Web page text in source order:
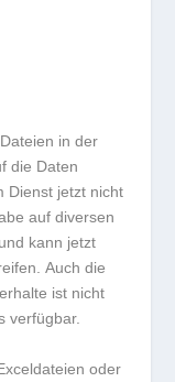
in der
die Daten
Dienst jetzt nicht
auf diversen
kann jetzt
Auch die
ist nicht
verfügbar.
oder